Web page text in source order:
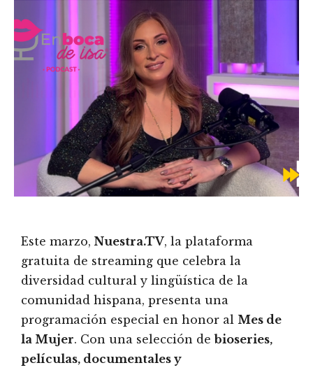
Este marzo, Nuestra.TV, la plataforma
gratuita de streaming que celebra la
diversidad cultural y lingüística de la
comunidad hispana, presenta una
programación especial en honor al Mes de
la Mujer. Con una selección debioseries,
películas, documentales y